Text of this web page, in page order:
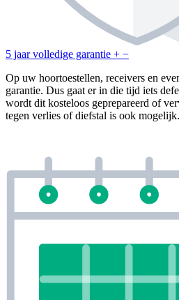
5 jaar volledige garantie + −
Op uw hoortoestellen, receivers en
garantie. Dus gaat er in die tijd iets
wordt dit kosteloos geprepareerd of
tegen verlies of diefstal is ook mogelijk.